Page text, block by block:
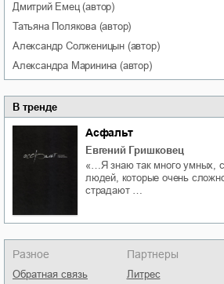
Дмитрий Емец(автор)
Татьяна Полякова(автор)
Александр Солженицын (автор)
Александра Маринина (автор)
В тренде
Асфальт
Евгений Гришковец
«…Я знаю так много умных,
людей, которые очень
страдают …
Разное
Обратная связь
Партнеры
Литрес